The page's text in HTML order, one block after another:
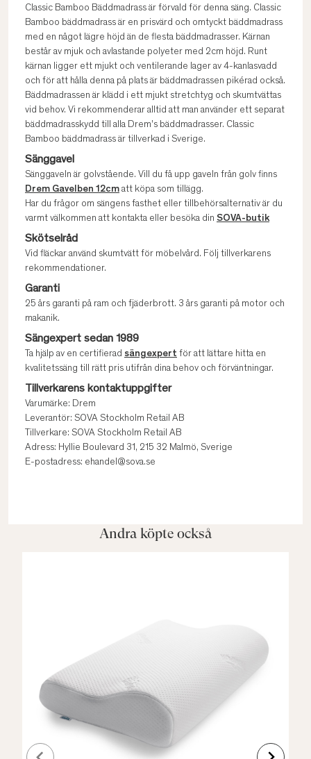
Classic Bamboo Bäddmadrass är förvald för denna säng. Classic
Bamboo bäddmadrass är en prisvärd och omtyckt bäddmadrass
med en något lägre höjd än de flesta bäddmadrasser. Kärnan
består av mjuk och avlastande polyeter med 2cm höjd. Runt
kärnan ligger ett mjukt och ventilerande lager av 4-kanlasvadd
och för att hålla denna på plats är bäddmadrassen pikérad också.
Bäddmadrassen är klädd i ett mjukt stretchtyg och skumtvättas
vid behov. Vi rekommenderar alltid att man använder ett separat
bäddmadrasskydd till alla Drem's bäddmadrasser. Classic
Bamboo bäddmadrass är tillverkad i Sverige.
Sänggavel
Sänggaveln är golvstående. Vill du få upp gaveln från golv finns
Drem Gavelben 12cm att köpa som tillägg.
Har du frågor om sängens fasthet eller tillbehörsalternativ är du
varmt välkommen att kontakta eller besöka din SOVA-butik
Skötselråd
Vid fläckar använd skumtvätt för möbelvård. Följ tillverkarens
rekommendationer.
Garanti
25 års garanti på ram och fjäderbrott. 3 års garanti på motor och
makanik.
Sängexpert sedan 1989
Ta hjälp av en certifierad sängexpert för att lättare hitta en
kvalitetssäng till rätt pris utifrån dina behov och förväntningar.
Tillverkarens kontaktuppgifter
Varumärke: Drem
Leverantör: SOVA Stockholm Retail AB
Tillverkare: SOVA Stockholm Retail AB
Adress: Hyllie Boulevard 31, 215 32 Malmö, Sverige
E-postadress: ehandel@sova.se
Andra köpte också